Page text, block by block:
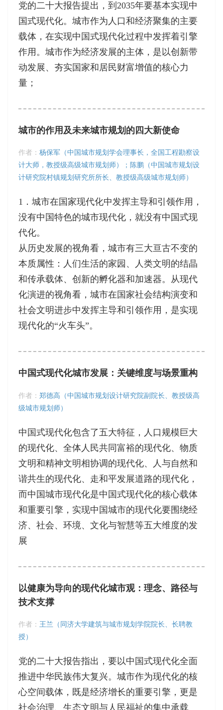
党的二十大报告提出，到2035年要基本实现中
国式现代化。城市作为人口和经济聚集的主要
载体，在实现中国式现代化过程中发挥着引擎
作用。城市作为经济发展的主体，是以创新带
动发展、夯实国家和居民财富增值的核心力
量；
城市的作用及未来城市规划的四大新使命
作者： 杨保军（中国城市规划学会理事长，全国工程勘察设
计大师，教授级高级城市规划师）；陈鹏（中国城市规划设
计研究院村镇规划研究所所长、教授级高级城市规划师）
1．城市在国家现代化中发挥主导和引领作用，
没有中国特色的城市现代化，就没有中国式现
代化。
从历史发展的视角看，城市有三大亘古不变的
本质属性：人们生活的家园、人类文明的结晶
和传承载体、创新的孵化器和加速器。从现代
化演进的视角看，城市在国家社会结构演变和
社会文明进步中发挥主导和引领作用，是实现
现代化的“火车头”。
中国式现代化城市发展：关键维度与场景重构
作者： 郑德高（中国城市规划设计研究院副院长、教授级高
级城市规划师）
中国式现代化包含了五大特征，人口规模巨大
的现代化、全体人民共同富裕的现代化、物质
文明和精神文明相协调的现代化、人与自然和
谐共生的现代化、走和平发展道路的现代化，
而中国城市现代化是中国式现代化的核心载体
和重要引擎，实现中国城市的现代化要围绕经
济、社会、环境、文化与智慧等五大维度的发
展
以健康为导向的现代化城市观：理念、路径与
技术支撑
作者： 王兰（同济大学建筑与城市规划学院院长、长聘教
授）
党的二十大报告指出，要以中国式现代化全面
推进中华民族伟大复兴。城市作为现代化的核
心空间载体，既是经济增长的重要引擎，更是
社会治理、生态文明与人民福祉的集中承载